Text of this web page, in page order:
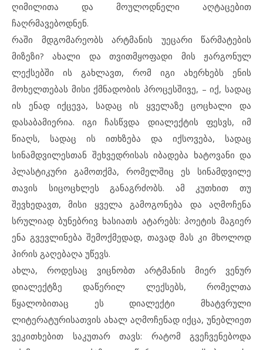
ღიმილითა და მოულოდნელი აღტაცებით
ჩაღრმავებოდნენ.
რაში მდგომარეობს არტმანის უეცარი წარმატების
მიზეზი? ახალი და თვითმყოფადი მის ჟარგონულ
ლექსებში ის გახლავთ, რომ იგი ახერხებს ენის
მოხელთებას მისი ქმნადობის პროცესშივე, – იქ, სადაც
ის ენად იქცევა, სადაც ის ყველაზე ცოცხალი და
დასაბამიერია. იგი ჩასწვდა დიალექტის ფესვს, იმ
წიაღს, სადაც ის ითხზება და იქსოვება, სადაც
სინამდვილესთან შეხვედრისას იბადება ხატოვანი და
პლასტიკური გამოთქმა, რომელშიც ეს სინამდვილე
თავის სიცოცხლეს განაგრძობს. ამ კუთხით თუ
შევხედავთ, მისი ყველა გამოგონება და აღმოჩენა
სრულიად ბუნებრივ ხასიათს ატარებს: პოეტის მაგიერ
ენა გვევლინება შემოქმედად, თავად მას კი მხოლოდ
პირის გაღებაღა უწევს.
ახლა, როდესაც ვიცნობთ არტმანის მიერ ვენურ
დიალექტზე დაწერილ ლექსებს, რომელთა
წყალობითაც ეს დიალექტი მხატვრული
ლიტერატურისათვის ახალ აღმოჩენად იქცა, უნებლიეთ
ვეკითხებით საკუთარ თავს: რატომ გვეჩვენებოდა